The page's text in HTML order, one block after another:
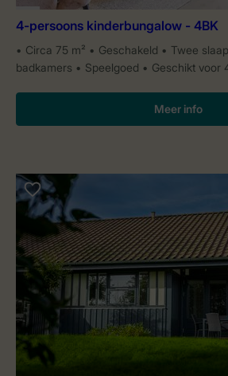
4-persoons kinderbungalow - 4BK
Circa 75 m² Geschakeld Twee
badkamers
Speelgoed Geschikt voor
Meer info